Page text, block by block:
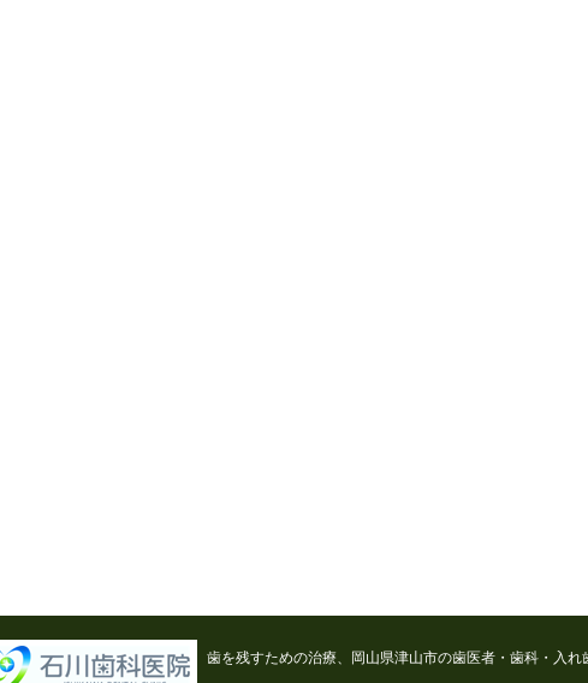
歯を残すための治療、岡山県津山市の歯医者・歯科・入